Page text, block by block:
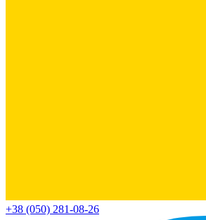
+38 (050) 281-08-26